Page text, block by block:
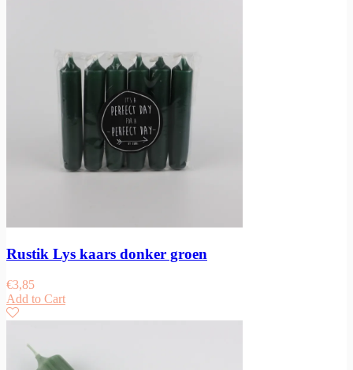
Rustik Lys kaars donker groen
€3,85
Add to Cart